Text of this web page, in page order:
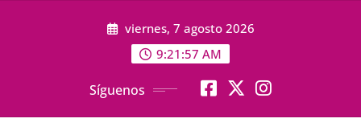
viernes, 7 agosto 2026
9:21:58 AM
Síguenos